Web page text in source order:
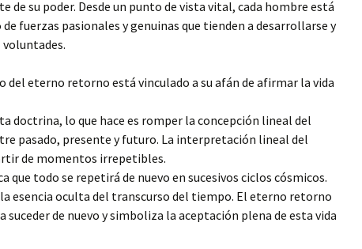
de su poder. Desde un punto de vista vital, cada hombre está
fuerzas pasionales y genuinas que tienden a desarrollarse y
del eterno retorno está vinculado a su afán de afirmar la vida
doctrina, lo que hace es romper la concepción lineal del
pasado, presente y futuro. La interpretación lineal del
de momentos irrepetibles.
todo se repetirá de nuevo en sucesivos ciclos cósmicos.
esencia oculta del transcurso del tiempo. El eterno retorno
suceder de nuevo y simboliza la aceptación plena de esta vida